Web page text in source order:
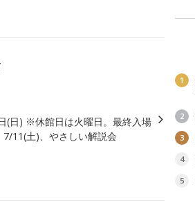
(日) ※休館日は火曜日。最終入場
11(土)、やさしい解説会
1
2
3
4
5